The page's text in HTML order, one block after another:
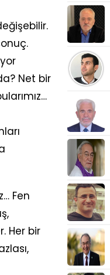
Net bir
Fen
Her bir